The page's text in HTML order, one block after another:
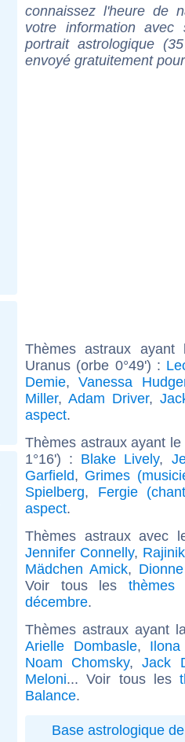
connaissez l'heure de
votre information
portrait astrologique
envoyé gratuitement
Thèmes astraux ayant
Uranus (orbe 0°49') :
Demie,Vanessa
Miller,Adam Driver,
aspect.
Thèmes astraux ayant
1°16') : Blake Lively,
Garfield, Grimes
Spielberg, Fergie
aspect.
Thèmes astraux avec
Jennifer Connelly,
Mädchen Amick,
Voir tous les
décembre.
Thèmes astraux ayant
Arielle Dombasle,
Noam Chomsky,Jack
Meloni... Voir tous les
Balance.
Base astrologique